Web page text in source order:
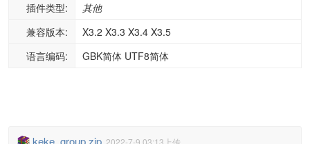
插件类型:
其他
兼容版本:
X3.2 X3.3 X3.4 X3.5
语言编码:
GBK简体 UTF8简体
keke_group.zip 2022-7-9 03:13上传